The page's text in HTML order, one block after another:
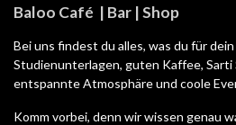
Baloo Café | Bar | Shop
Bei uns findest du alles, was du für
Studienunterlagen, guten Kaffee, Sarti
entspannte Atmosphäre und coole
Komm vorbei, denn wir wissen genau